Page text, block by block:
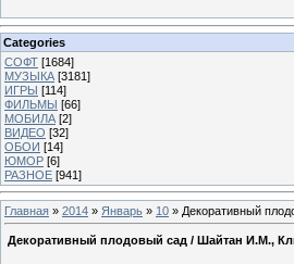
Categories
СОФТ [1684]
МУЗЫКА [3181]
ИГРЫ [114]
ФИЛЬМЫ [66]
МОБИЛА [2]
ВИДЕО [32]
ОБОИ [14]
ЮМОР [6]
РАЗНОЕ [941]
Главная » 2014 » Январь » 10 » Декоративный
Декоративный плодовый сад / Шайтан И.М.,